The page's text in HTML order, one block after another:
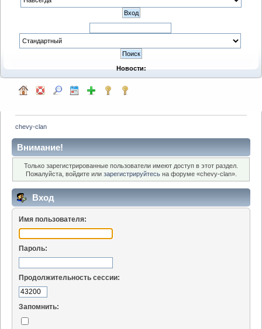
Новости:
chevy-clan
Внимание!
Только зарегистрированные пользователи имеют доступ в этот раздел.
Пожалуйста, войдите или зарегистрируйтесьна форуме «chevy-clan».
Вход
Имя пользователя:
Пароль:
Продолжительность сессии:
Запомнить: